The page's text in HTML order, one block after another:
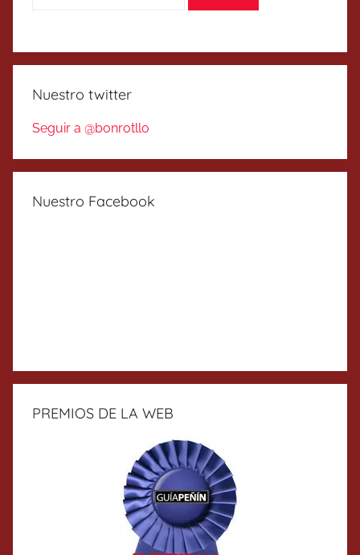
Nuestro twitter
Seguir a @bonrotllo
Nuestro Facebook
PREMIOS DE LA WEB